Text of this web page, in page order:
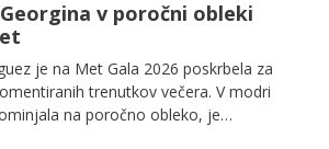
v poročni obleki
je na Met Gala 2026 poskrbela za
trenutkov večera. V modri
na poročno obleko, je